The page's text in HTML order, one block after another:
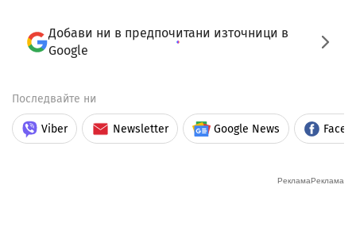
Добави ни в предпочитани източници в
Google
Последвайте ни
Viber Newsletter Google News